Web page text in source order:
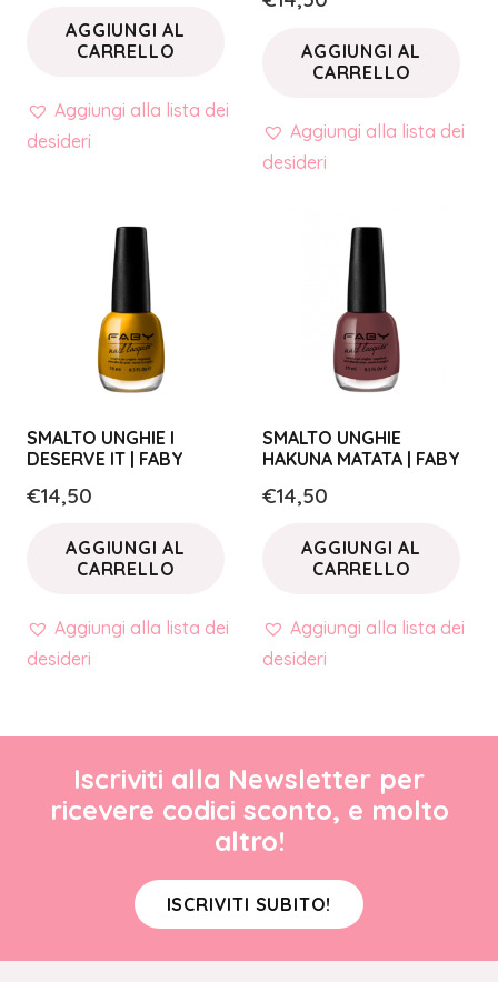
AGGIUNGI AL
CARRELLO
Aggiungi alla lista dei
desideri
AGGIUNGI AL
CARRELLO
Aggiungi alla lista dei
desideri
SMALTO UNGHIE I
DESERVE IT | FABY
€14,50
AGGIUNGI AL
CARRELLO
Aggiungi alla lista dei
desideri
SMALTO UNGHIE
HAKUNA MATATA | FABY
€14,50
AGGIUNGI AL
CARRELLO
Aggiungi alla lista dei
desideri
Iscriviti alla Newsletter per
ricevere codici sconto, e molto
altro!
ISCRIVITI SUBITO!